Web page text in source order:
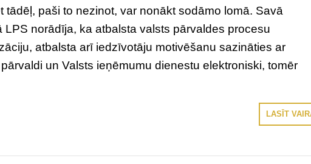
tādēļ, paši to nezinot, var nonākt sodāmo lomā. Savā
LPS norādīja, ka atbalsta valsts pārvaldes procesu
atbalsta arī iedzīvotāju motivēšanu sazināties ar
un Valsts ieņēmumu dienestu elektroniski, tomēr
LASĪT